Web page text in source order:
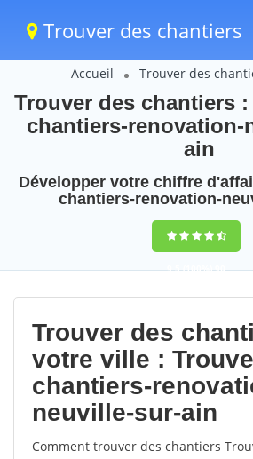
Trouver des chantiers
Accueil Trouver des
Trouver des chantiers
chantiers-renovation-
ain
Développer votre chiffre
chantiers-renovation-
9,5(100%)90
votes
Trouver des
votre ville :
chantiers-
neuville-sur-ain
Comment trouver des chantiers